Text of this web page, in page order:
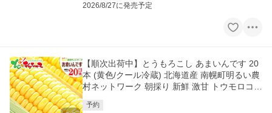
2026/8/27に発売予定
【順次出荷中】とうもろこし あまいんです 20
本 (黄色/クール冷蔵) 北海道産 南幌町明るい農
村ネットワーク 朝採り 新鮮 激甘 トウモロコシ
予約